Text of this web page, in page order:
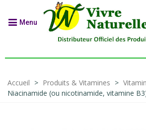
Menu
Accueil > Produits & Vitamines >
Niacinamide (ou nicotinamide, vitamine